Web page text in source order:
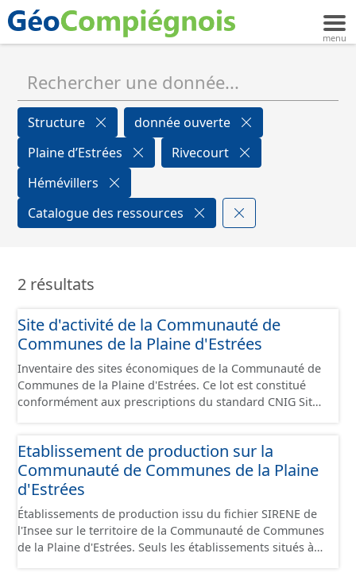
Structure
donnée ouverte
Plaine d’Estrées
Rivecourt
Hémévillers
Catalogue des ressources
2 résultats
Site d'activité de la Communauté de
Communes de la Plaine d'Estrées
Inventaire des sites économiques de la Communauté de
Communes de la Plaine d'Estrées. Ce lot est constitué
conformément aux prescriptions du standard CNIG Sites
Etablissement de production sur la
Communauté de Communes de la Plaine
d'Estrées
Établissements de production issu du fichier SIRENE de
l'Insee sur le territoire de la Communauté de Communes
de la Plaine d'Estrées. Seuls les établissements situés à